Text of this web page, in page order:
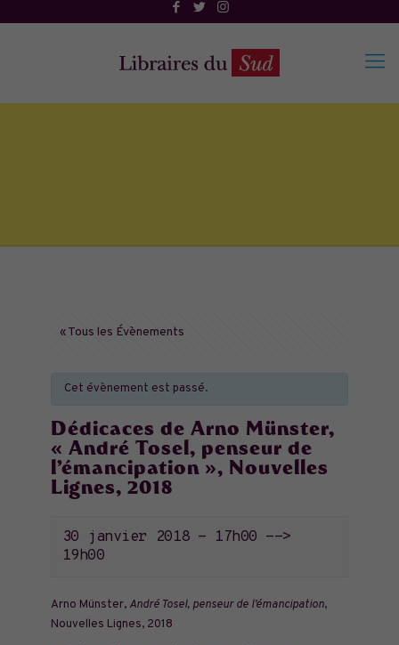
« Tous les Évènements
Cet évènement est passé.
Dédicaces de Arno Münster,
« André Tosel, penseur de
l’émancipation », Nouvelles
Lignes, 2018
30 janvier 2018 - 17h00 -->
19h00
Arno Münster, André Tosel, penseur de l’émancipation,
Nouvelles Lignes, 2018